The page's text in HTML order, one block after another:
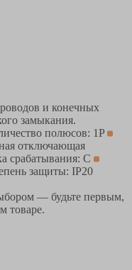
и конечных
замыкания.
полюсов: 1P
отключающая
срабатывания: C
защиты: IP20
— будьте первым,
товаре.